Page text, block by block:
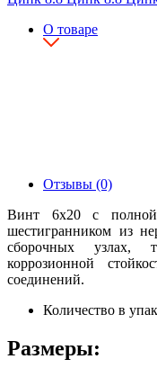
О товаре
Отзывы (0)
Винт 6х20 с
шестигранником из
сборочных узлах,
коррозионной
соединений.
Количество в
Размеры: